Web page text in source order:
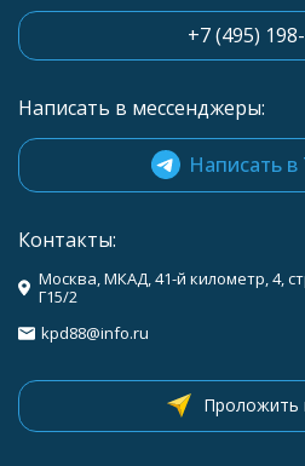
+7 (495)
Написать в мессенджеры:
Написать в
Контакты:
Москва, МКАД, 41-й километр, 4,
Г15/2
kpd88@info.ru
Проложить